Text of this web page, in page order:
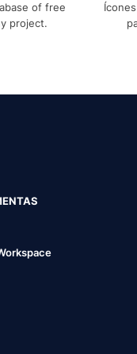
of free
project.